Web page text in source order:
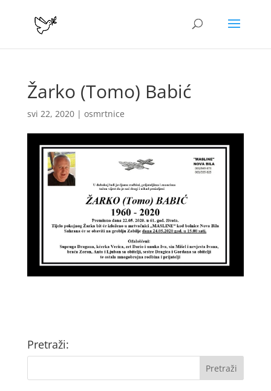
Žarko (Tomo) Babić
svi 22, 2020| osmrtnice
Pretraži: